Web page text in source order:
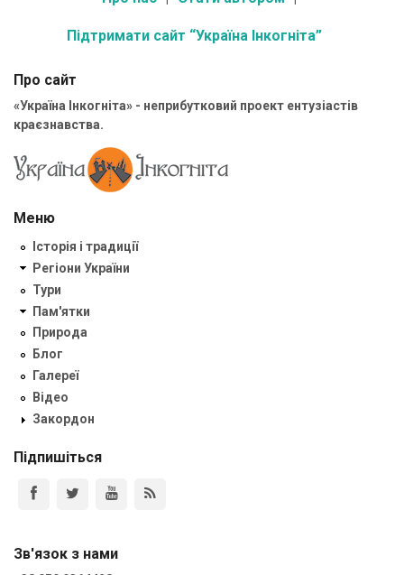
Підтримати сайт “Україна Інкогніта”
Про сайт
«Україна Інкогніта» - неприбутковий проект ентузіастів
краєзнавства.
Меню
Історія і традиції
Регіони України
Тури
Пам'ятки
Природа
Блог
Галереї
Відео
Закордон
Підпишіться
Зв'язок з нами